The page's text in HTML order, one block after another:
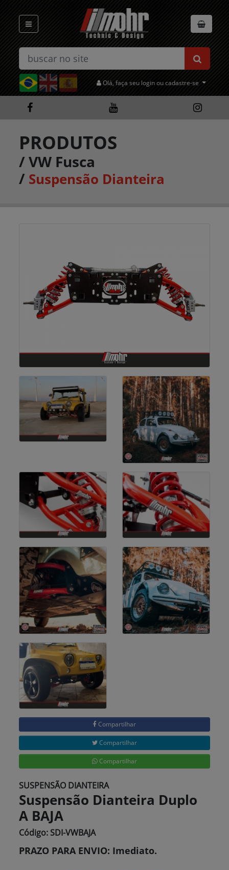
Olá, faça seu login ou cadastre-se
PRODUTOS
/VW Fusca
/ Suspensão Dianteira
Compartilhar
Compartilhar
Compartilhar
SUSPENSÃO DIANTEIRA
Suspensão Dianteira Duplo
A BAJA
Código: SDI-VWBAJA
PRAZO PARA ENVIO: Imediato.